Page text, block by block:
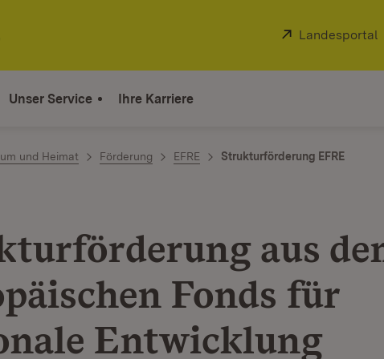
Extern:
Landesportal
Unser Service Ihre Karriere
und Heimat Förderung EFRE Strukturförderung EFRE
aus
Fonds für
Entwicklung